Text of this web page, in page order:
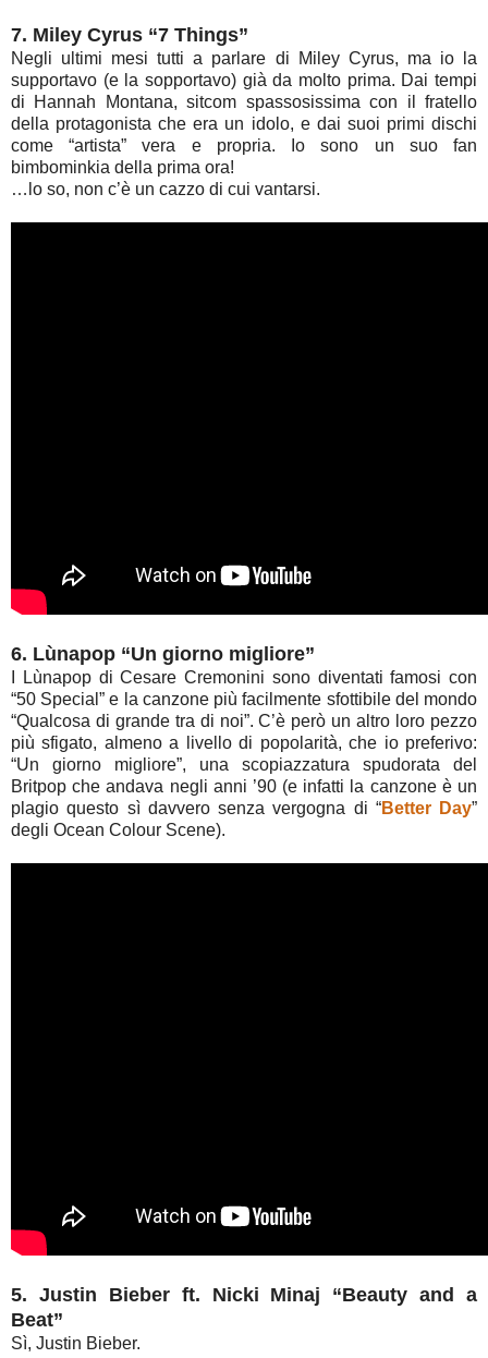
7. Miley Cyrus “7 Things”
Negli ultimi mesi tutti a parlare di Miley Cyrus, ma io la
supportavo (e la sopportavo) già da molto prima. Dai tempi
di Hannah Montana, sitcom spassosissima con il fratello
della protagonista che era un idolo, e dai suoi primi dischi
come “artista” vera e propria. Io sono un suo fan
bimbominkia della prima ora!
…lo so, non c’è un cazzo di cui vantarsi.
6. Lùnapop “Un giorno migliore”
I Lùnapop di Cesare Cremonini sono diventati famosi con
“50 Special” e la canzone più facilmente sfottibile del mondo
“Qualcosa di grande tra di noi”. C’è però un altro loro pezzo
più sfigato, almeno a livello di popolarità, che io preferivo:
“Un giorno migliore”, una scopiazzatura spudorata del
Britpop che andava negli anni ’90 (e infatti la canzone è un
plagio questo sì davvero senza vergogna di “Better Day”
degli Ocean Colour Scene).
5. Justin Bieber ft. Nicki Minaj “Beauty and a
Beat”
Sì, Justin Bieber.